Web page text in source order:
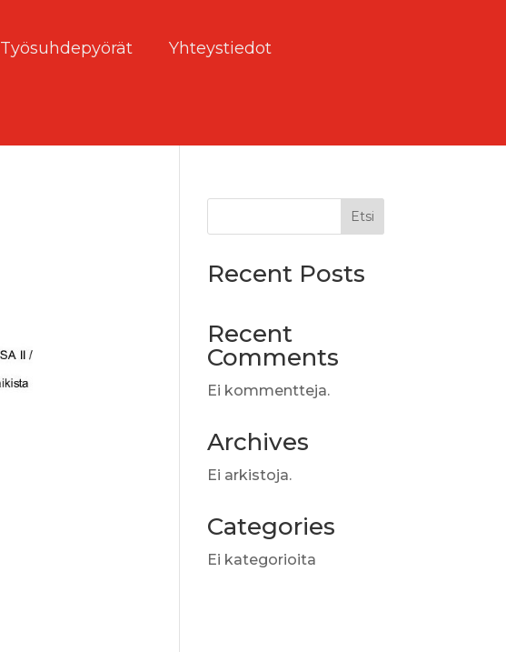
Työsuhdepyörät Yhteystiedot
Etsi
Recent Posts
Recent
Comments
Ei kommentteja.
Archives
Ei arkistoja.
Categories
Ei kategorioita